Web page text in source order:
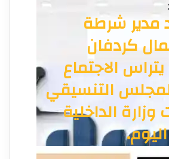
مدير شرطة
كردفان
الاجتماع
التنسيقي
الداخلية